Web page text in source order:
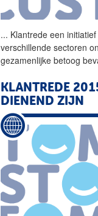
... Klantrede een
verschillende sectoren
gezamenlijke betoog
KLANTREDE
DIENEND ZIJN